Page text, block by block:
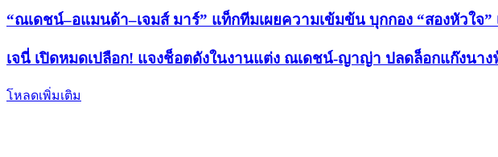
“ณเดชน์–อแมนด้า–เจมส์ มาร์” แท็กทีมเผยความเข้มข้น บุกกอง “สองหัวใจ
เจนี่ เปิดหมดเปลือก! แจงช็อตดังในงานแต่ง ณเดชน์-ญาญ่า ปลดล็อกแก๊งนาง
โหลดเพิ่มเติม